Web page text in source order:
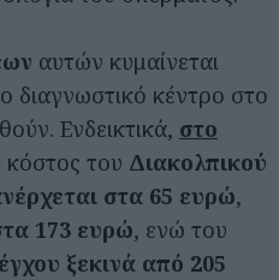
αυτών κυμαίνεται
διαγνωστικό κέντρο στο
Ενδεικτικά, στο
κόστος του Διακολπικού
στα 65 ευρώ,
173 ευρώ, ενώ του
ξεκινά από 205